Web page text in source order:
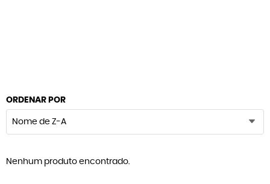
ORDENAR POR
Nome de Z-A
Nenhum produto encontrado.